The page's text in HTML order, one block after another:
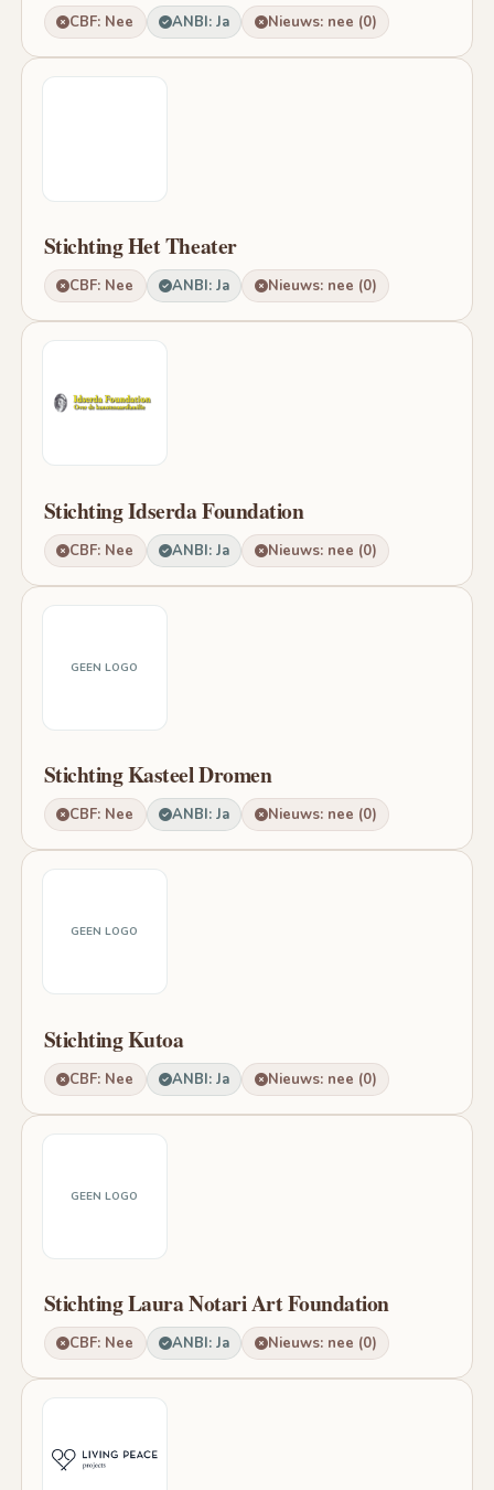
CBF: Nee ANBI: Ja Nieuws: nee (0)
Stichting Het Theater
CBF: Nee ANBI: Ja Nieuws: nee (0)
Stichting Idserda Foundation
CBF: Nee ANBI: Ja Nieuws: nee (0)
GEEN LOGO
Stichting Kasteel Dromen
CBF: Nee ANBI: Ja Nieuws: nee (0)
GEEN LOGO
Stichting Kutoa
CBF: Nee ANBI: Ja Nieuws: nee (0)
GEEN LOGO
Stichting Laura Notari Art Foundation
CBF: Nee ANBI: Ja Nieuws: nee (0)